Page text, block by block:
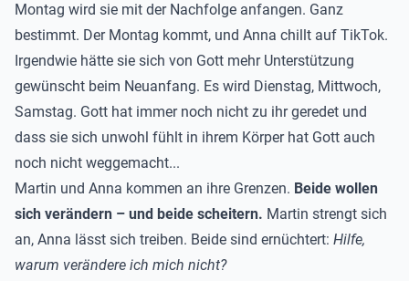
Montag wird sie mit der Nachfolge anfangen. Ganz
bestimmt. Der Montag kommt, und Anna chillt auf TikTok.
Irgendwie hätte sie sich von Gott mehr Unterstützung
gewünscht beim Neuanfang. Es wird Dienstag, Mittwoch,
Samstag. Gott hat immer noch nicht zu ihr geredet und
dass sie sich unwohl fühlt in ihrem Körper hat Gott auch
noch nicht weggemacht...
Martin und Anna kommen an ihre Grenzen. Beide wollen
sich verändern – und beide scheitern. Martin strengt sich
an, Anna lässt sich treiben. Beide sind ernüchtert: Hilfe,
warum verändere ich mich nicht?